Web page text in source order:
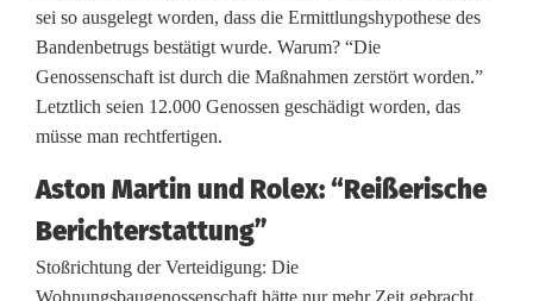
e
r
h
e
b
e
sei so ausgelegt worden, dass die Ermittlungshypothese des
Bandenbetrugs bestätigt wurde. Warum? “Die
Genossenschaft ist durch die Maßnahmen zerstört worden.”
Letztlich seien 12.000 Genossen geschädigt worden, das
müsse man rechtfertigen.
Aston Martin und Rolex: “Reißerische
Berichterstattung”
Stoßrichtung der Verteidigung: Die
Wohnungsbaugenossenschaft hätte nur mehr Zeit gebracht,